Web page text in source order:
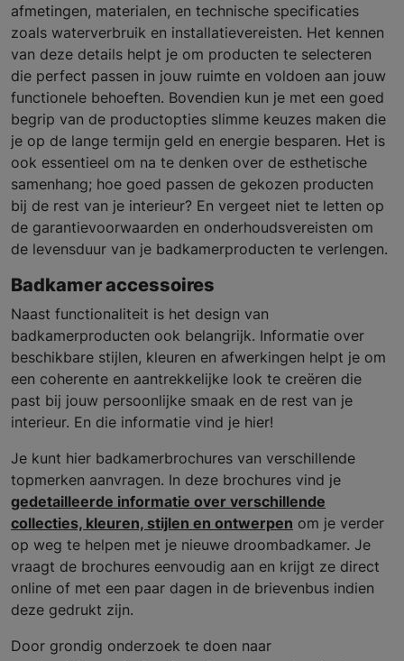
afmetingen, materialen, en technische specificaties
zoals waterverbruik en installatievereisten. Het kennen
van deze details helpt je om producten te selecteren
die perfect passen in jouw ruimte en voldoen aan jouw
functionele behoeften. Bovendien kun je met een goed
begrip van de productopties slimme keuzes maken die
je op de lange termijn geld en energie besparen. Het is
ook essentieel om na te denken over de esthetische
samenhang; hoe goed passen de gekozen producten
bij de rest van je interieur? En vergeet niet te letten op
de garantievoorwaarden en onderhoudsvereisten om
de levensduur van je badkamerproducten te verlengen.
Badkamer accessoires
Naast functionaliteit is het design van
badkamerproducten ook belangrijk. Informatie over
beschikbare stijlen, kleuren en afwerkingen helpt je om
een coherente en aantrekkelijke look te creëren die
past bij jouw persoonlijke smaak en de rest van je
interieur. En die informatie vind je hier!
Je kunt hier badkamerbrochures van verschillende
topmerken aanvragen. In deze brochures vind je
gedetailleerde informatie over verschillende
collecties, kleuren, stijlen en ontwerpen om je verder
op weg te helpen met je nieuwe droombadkamer. Je
vraagt de brochures eenvoudig aan en krijgt ze direct
online of met een paar dagen in de brievenbus indien
deze gedrukt zijn.
Door grondig onderzoek te doen naar